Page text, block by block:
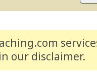
in our disclaimer.